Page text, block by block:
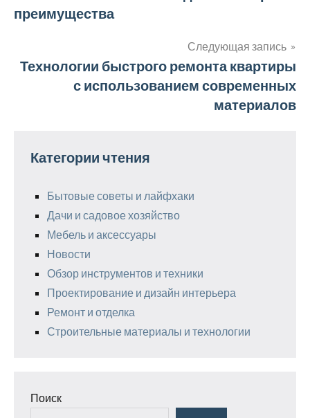
по
преимущества
Следующая запись
Технологии быстрого ремонта квартиры
с использованием современных
материалов
Категории чтения
Бытовые советы и лайфхаки
Дачи и садовое хозяйство
Мебель и аксессуары
Новости
Обзор инструментов и техники
Проектирование и дизайн интерьера
Ремонт и отделка
Строительные материалы и технологии
Поиск